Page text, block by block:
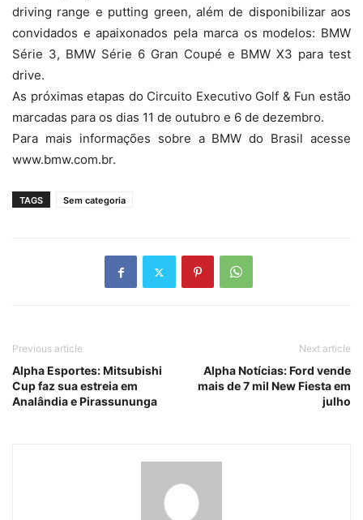
driving range e putting green, além de disponibilizar aos
convidados e apaixonados pela marca os modelos: BMW
Série 3, BMW Série 6 Gran Coupé e BMW X3 para test
drive.
As próximas etapas do Circuito Executivo Golf & Fun estão
marcadas para os dias 11 de outubro e 6 de dezembro.
Para mais informações sobre a BMW do Brasil acesse
www.bmw.com.br.
TAGS Sem categoria
Previous article
Alpha Esportes: Mitsubishi
Cup faz sua estreia em
Analândia e Pirassununga
Next article
Alpha Notícias: Ford vende
mais de 7 mil New Fiesta em
julho